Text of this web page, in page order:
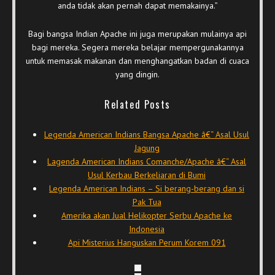
anda tidak akan pernah dapat memakainya.”
Bagi bangsa Indian Apache ini juga merupakan mulainya api
bagi mereka. Segera mereka belajar mempergunakannya
untuk memasak makanan dan menghangatkan badan di cuaca
yang dingin.
Related Posts
Legenda American Indians Bangsa Apache â€“ Asal Usul
Jagung
Lagenda American Indians Comanche/Apache â€“ Asal
Usul Kerbau Berkeliaran di Bumi
Legenda American Indians – Si berang-berang dan si
Pak Tua
Amerika akan Jual Helikopter Serbu Apache ke
Indonesia
Api Misterius Hanguskan Perum Korem 091